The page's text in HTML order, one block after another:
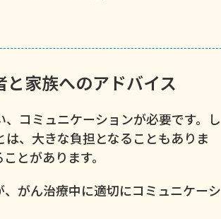
家族へのアドバイス
コミュニケーションが必要です。し
、大きな負担となることもありま
とがあります。
がん治療中に適切にコミュニケーシ